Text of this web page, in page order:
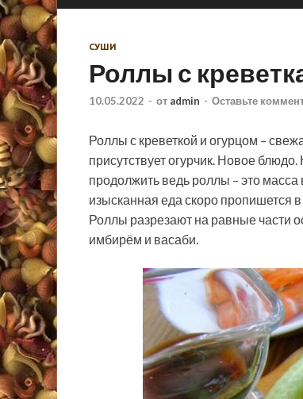
СУШИ
Роллы с
10.05.2022 - от admin - Оставьте
Роллы с креветкой и огурцом –
присутствует огурчик. Новое
продолжить ведь роллы – это
изысканная еда скоро пропишется
Роллы разрезают на равные части
имбирём и васаби.